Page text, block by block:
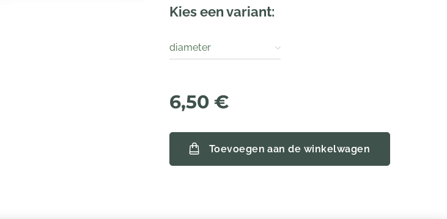
Kies een variant:
diameter
6,50 €
Toevoegen aan de winkelwagen